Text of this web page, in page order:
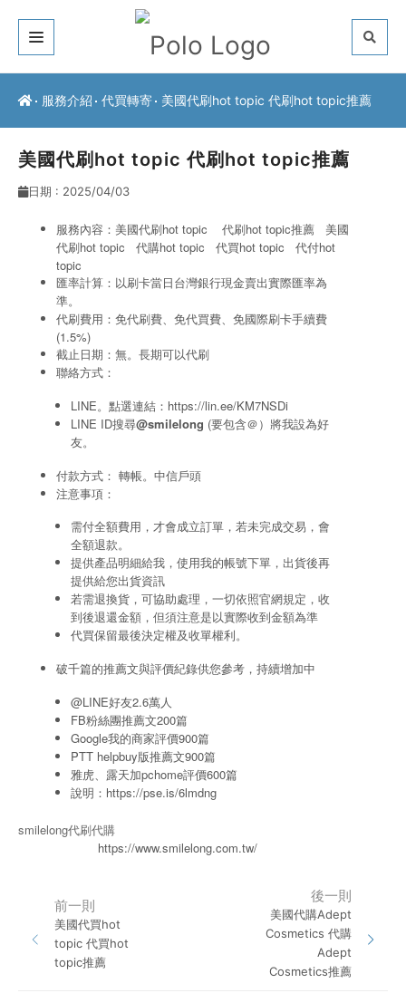
關於我們
最新公告
聯絡方式
服務介紹 代買轉寄 美國代刷hot topic 代刷hot topic推薦
美國代刷hot topic 代刷hot topic推薦
日期 : 2025/04/03
服務內容：美國代刷hot topic 代刷hot topic推薦 美國
代刷hot topic
代購hot topic 代買hot topic
代付hot
topic
匯率計算：以刷卡當日台灣銀行現金賣出實際匯率為
準。
代刷費用：免代刷費、免代買費、免國際刷卡手續費
(1.5%)
截止日期：無。長期可以代刷
聯絡方式：
LINE。點選連結： https://lin.ee/KM7NSDi
LINE ID搜尋@smilelong (要包含＠）將我設為好
友。
付款方式： 轉帳。中信戶頭
注意事項：
需付全額費用，才會成立訂單，若未完成交易，會
全額退款。
提供產品明細給我，使用我的帳號下單，出貨後再
提供給您出貨資訊
若需退換貨，可協助處理，一切依照官網規定，收
到後退還金額，但須注意是以實際收到金額為準
代買保留最後決定權及收單權利。
破千篇的推薦文與評價紀錄供您參考，持續增加中
@LINE好友2.6萬人
FB粉絲團推薦文200篇
Google我的商家評價900篇
PTT helpbuy版推薦文900篇
雅虎、露天加pchome評價600篇
說明： https://pse.is/6lmdng
smilelong代刷代購
https://www.smilelong.com.tw/
前一則
美國代買hot
topic 代買hot
topic推薦
後一則
美國代購Adept
Cosmetics 代購
Adept
Cosmetics推薦